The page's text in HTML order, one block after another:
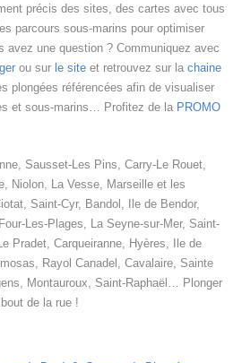
précis des sites, des cartes avec tous
parcours sous-marins pour optimiser
avez une question ? Communiquez avec
ou sur le site et retrouvez sur la chaine
plongées référencées afin de visualiser
et sous-marins… Profitez de la PROMO
Sausset-Les Pins, Carry-Le Rouet,
Niolon, La Vesse, Marseille et les
Saint-Cyr, Bandol, Ile de Bendor,
Les-Plages, La Seyne-sur-Mer, Saint-
Pradet, Carqueiranne, Hyères, Ile de
Rayol Canadel, Cavalaire, Sainte
Montauroux, Saint-Raphaël… Plonger
de la rue !